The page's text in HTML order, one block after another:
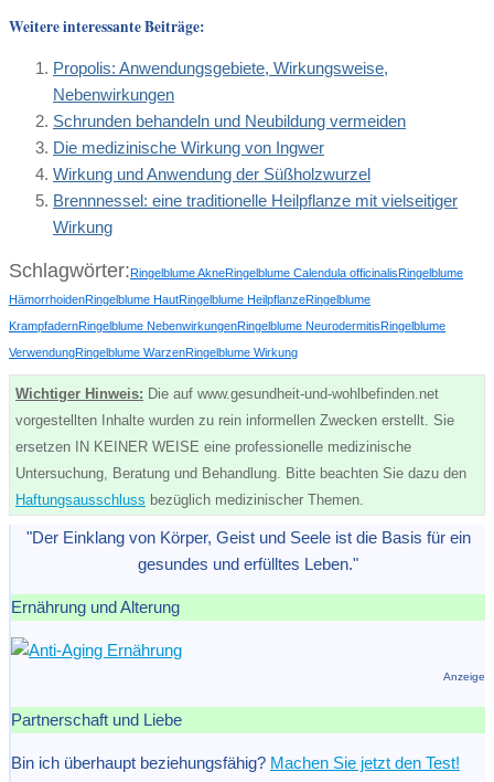
Weitere interessante Beiträge:
Propolis: Anwendungsgebiete, Wirkungsweise,
Nebenwirkungen
Schrunden behandeln und Neubildung vermeiden
Die medizinische Wirkung von Ingwer
Wirkung und Anwendung der Süßholzwurzel
Brennnessel: eine traditionelle Heilpflanze mit vielseitiger
Wirkung
Schlagwörter:Ringelblume AkneRingelblume Calendula officinalisRingelblume
HämorrhoidenRingelblume HautRingelblume HeilpflanzeRingelblume
KrampfadernRingelblume NebenwirkungenRingelblume NeurodermitisRingelblume
VerwendungRingelblume WarzenRingelblume Wirkung
Wichtiger Hinweis: Die auf www.gesundheit-und-wohlbefinden.net
vorgestellten Inhalte wurden zu rein informellen Zwecken erstellt. Sie
ersetzen IN KEINER WEISE eine professionelle medizinische
Untersuchung, Beratung und Behandlung. Bitte beachten Sie dazu den
Haftungsausschluss bezüglich medizinischer Themen.
"Der Einklang von Körper, Geist und Seele ist die Basis für ein
gesundes und erfülltes Leben."
Ernährung und Alterung
Anzeige
Partnerschaft und Liebe
Bin ich überhaupt beziehungsfähig? Machen Sie jetzt den Test!